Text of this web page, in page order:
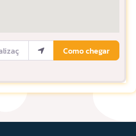
Como chegar